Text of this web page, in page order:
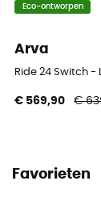
Eco-ontworpen
Arva
Ride 24 Switch -
€ 569,90 €
Favorieten